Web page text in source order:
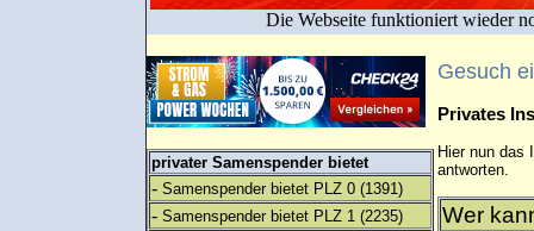
Die Webseite funktioniert wieder
privater Samenspender bietet
- Samenspender bietet PLZ 0 (1391)
- Samenspender bietet PLZ 1 (2235)
Gesuch
Privates
Hier nun das
antworten.
Wer